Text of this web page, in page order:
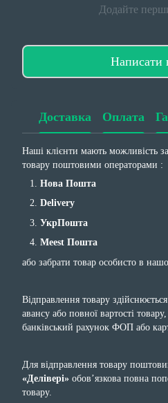
Додайте
Написати
Доставка Оплата
Наші клієнти мають можливість
товару поштовими операторами :
Нова Пошта
Delivery
УкрПошта
Meest Пошта
або забрати товар особисто в
Відправлення товару
авансу або повної вартості
банківський рахунок ФОП або
Для відправлення товару
«Делівері» обов’язкова повна
товару.